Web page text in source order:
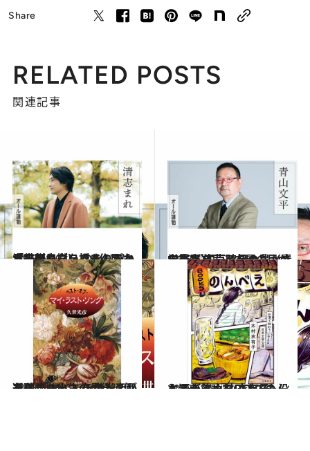
Share
RELATED POSTS
関連記事
2023.5.10
清志まれ（いきものがかり水野良樹） の2作目は「王様のブランチ」でも太鼓判。心を揺さぶられる一冊に。
カルチャー 2023.5.11
学術書を売る本屋の目から見た 江戸時代の豊かさ―― 『本売る日々』（青山文平）
カルチャー
2023.5.12
あなたは人生の最後に何を聴きたい？ 久世光彦が選ぶ 「マイ・ラスト・ソング」
カルチャー 2023.5.15
お酒が飲めない人でも没入できる 『BOOKSのんべえ』（木村 衣有子）
カルチャー